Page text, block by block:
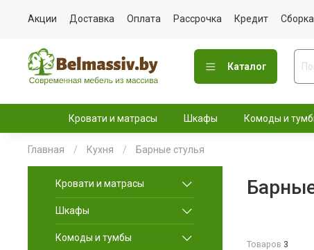
Акции Доставка Оплата Рассрочка Кредит Сборка
Каталог
Кровати и матрасы Шкафы Комоды и
Главная Кухня Барные стулья
Товаров 3
Кровати и матрасы
Шкафы
Комоды и тумбы